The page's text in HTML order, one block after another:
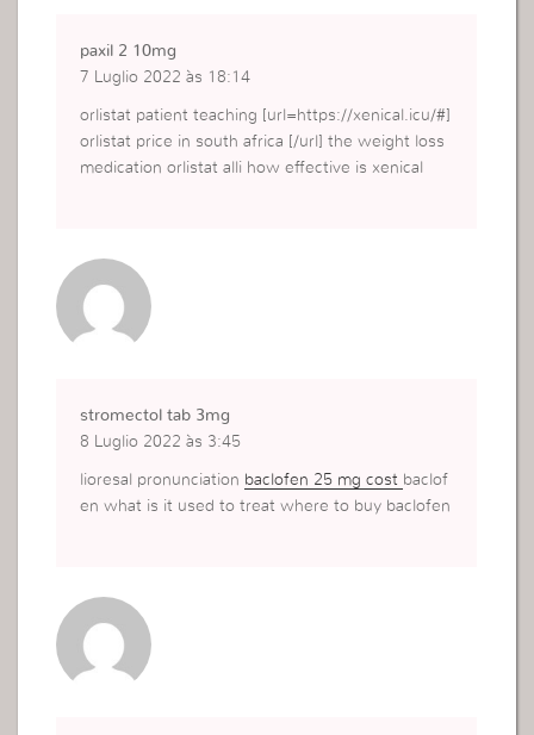
paxil 2 10mg
7 Luglio 2022 às 18:14
orlistat patient teaching [url=https://xenical.icu/#]
orlistat price in south africa [/url] the weight loss
medication orlistat alli how effective is xenical
stromectol tab 3mg
8 Luglio 2022 às 3:45
lioresal pronunciation baclofen 25 mg cost baclof
en what is it used to treat where to buy baclofen